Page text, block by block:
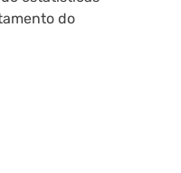
do